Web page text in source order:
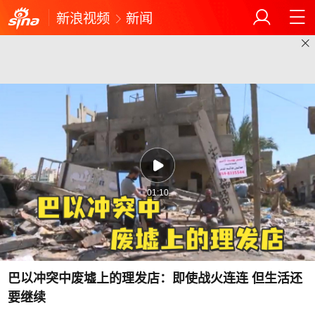
新浪视频 新闻
01:10
巴以冲突中废墟上的理发店：即使战火连连 但生活还
要继续